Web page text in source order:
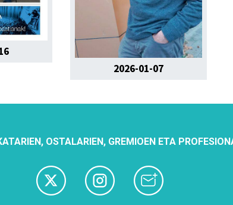
2026-01-07
OSTALARIEN, GREMIOEN ETA